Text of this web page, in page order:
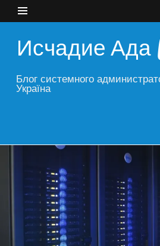
content
Исчадие Ада
Блог системного
Україна